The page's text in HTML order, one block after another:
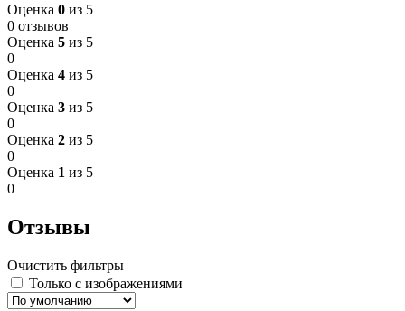
Оценка 0 из 5
0 отзывов
Оценка 5 из 5
0
Оценка 4 из 5
0
Оценка 3 из 5
0
Оценка 2 из 5
0
Оценка 1 из 5
0
Отзывы
Очистить фильтры
Только с изображениями